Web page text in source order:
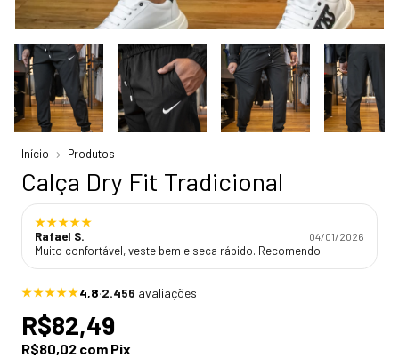
Início Produtos
Calça Dry Fit Tradicional
★★★★★
Rafael S.
04/01/2026
Muito confortável, veste bem e seca rápido. Recomendo.
★★★★★4,8·2.456 avaliações
R$82,49
R$80,02 com Pix